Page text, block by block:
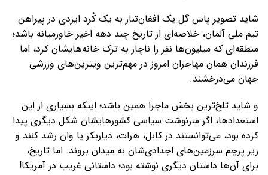
شاید تصویر پاس گل یک افغان‌تبار به یک کُرد ایزدی در پیراهن
تیم ملی آلمان، خلاصه‌ای از تاریخ چند دهه اخیر خاورمیانه باشد؛
منطقه‌ای که میلیون‌ها نفر را ناچار به ترک خانه‌هایشان کرد، اما
فرزندان همان مهاجران امروز در مهم‌ترین ویترین‌های ورزشی
جهان می‌درخشند.
و شاید تلخ‌ترین بخش ماجرا همین باشد؛ اینکه بسیاری از این
استعدادها، اگر سرنوشت سیاسی کشورهایشان شکل دیگری پیدا
کرده بود، می‌توانستند در کابل، هرات، دیاربکر یا وان رشد کنند و
زیر پرچم سرزمین‌های اجدادی‌شان به میدان بروند. اما تاریخ،
برای آن‌ها داستان دیگری نوشته بود؛ داستانی غریب در آمریکا!